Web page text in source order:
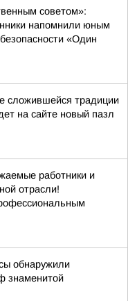
советом»:
напомнили юным
«Один
сложившейся традиции
на сайте новый пазл
работники и
отрасли!
обнаружили
знаменитой